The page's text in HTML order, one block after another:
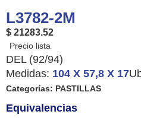
L3782-2M
$ 21283.52
DEL (92/94)
Medidas: 104 X 57,8 X 17
Categorías: PASTILLAS
Equivalencias